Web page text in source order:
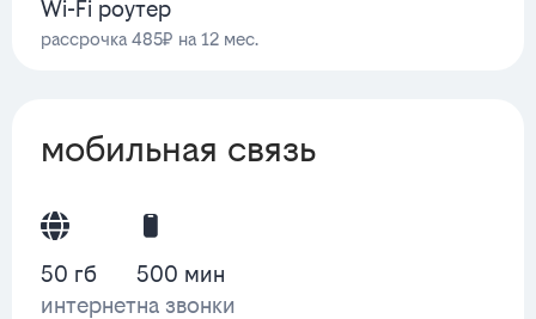
Wi-Fi роутер
рассрочка 485₽ на 12 мес.
мобильная связь
50 гб
интернет
500 мин
на звонки